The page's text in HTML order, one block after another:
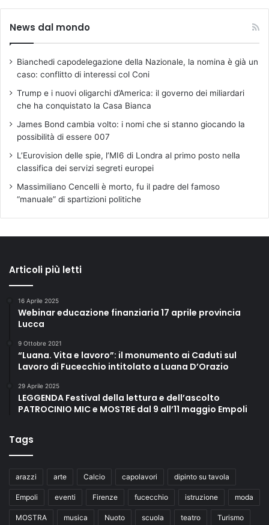
News dal mondo
Bianchedi capodelegazione della Nazionale, la nomina è già un
caso: conflitto di interessi col Coni
Trump e i nuovi oligarchi d’America: il governo dei miliardari
che ha conquistato la Casa Bianca
James Bond cambia volto: i nomi che si stanno giocando la
possibilità di essere 007
L’Eurovision delle spie, l’MI6 di Londra al primo posto nella
classifica dei servizi segreti europei
Massimiliano Cencelli è morto, fu il padre del famoso
“manuale” di spartizioni politiche
Articoli più letti
16 Aprile 2025
Webinar educazione finanziaria 17 aprile provincia
Lucca
9 Ottobre 2021
“Luana. Vita e lavoro”: il monumento ai Caduti sul
Lavoro di Fucecchio intitolato a Luana D’Orazio
29 Aprile 2025
LEGGENDA Festival della lettura e dell’ascolto
PATROCINIO MIC e MOSTRE dal 9 all’11 maggio Empoli
Tags
arazzi arte Calcio capolavori dipinto su tavola
Empoli eventi Firenze fucecchio istruzione moda
MOSTRA musica Nuoto scuola teatro Turismo